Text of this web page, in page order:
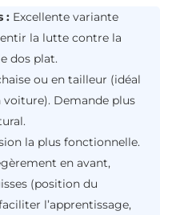
: Excellente variante
la lutte contre la
dos plat.
ou en tailleur (idéal
voiture). Demande plus
la plus fonctionnelle.
en avant,
(position du
l’apprentissage,